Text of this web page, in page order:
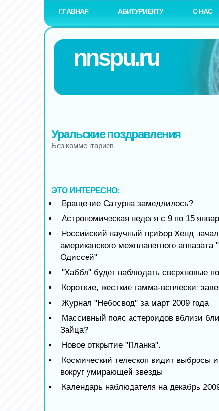
ГЛАВНАЯ АБИТУРИЕНТУ О НАС
nnspu.ru
Уральские поздравления
Без комментариев
ЭТО ИНТЕРЕСНО:
Вращение Сатурна замедлилось?
Астрономическая неделя с 9 по 15
Российский научный прибор Хенд
американского межпланетного аппарата
Одиссей"
"Хаббл" будет наблюдать сверхновые
Короткие, жесткие гамма-всплески:
Журнал "Небосвод" за март 2009 года
Массивный пояс астероидов вблизи
Зайца?
Новое открытие "Планка".
Космический телескоп видит выбросы
вокруг умирающей звезды
Календарь наблюдателя на декабрь